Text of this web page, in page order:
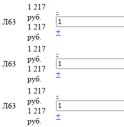
Л63
1 217
руб.
1 217
руб.
-
+
Л63
1 217
руб.
1 217
руб.
-
+
Л63
1 217
руб.
1 217
руб.
-
+